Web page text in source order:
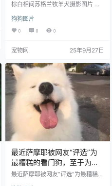
棕白相间苏格兰牧羊犬摄影图片 苏
爱 小狗 家犬 宠物 狗狗 大型犬 烈犬
萌宠 宠物狗 可爱动物 生物世界 摄
影 图片大全 高清图片下载 编号为2
件，提供 426x640，851x1280，1
图片免费下载，支持电脑和手机图
片软件编辑和修改。
狗狗图片
0 0 0
宠物网 25年9月27日
最近萨摩耶被网友“评选”为
最糟糕的看门狗，至于为
啥…因为家里真进贼的话，
最近萨摩耶被网友“评选”为最糟糕的